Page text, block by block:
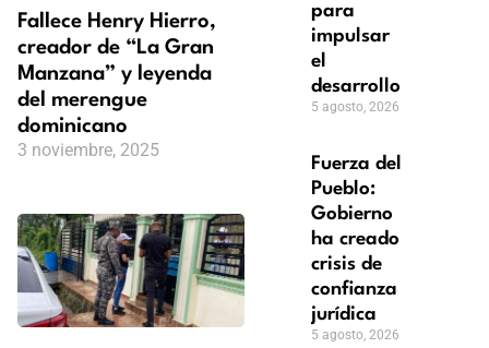
Fallece Henry Hierro,
creador de “La Gran
Manzana” y leyenda
del merengue
dominicano
3 noviembre, 2025
para
impulsar
el
desarrollo
5 agosto, 2026
Fuerza del
Pueblo:
Gobierno
ha creado
crisis de
confianza
jurídica
5 agosto, 2026